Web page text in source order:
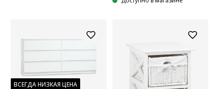
ВСЕГДА НИЗКАЯ ЦЕНА